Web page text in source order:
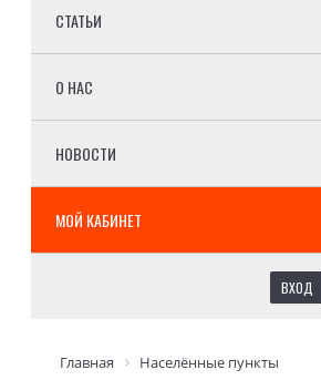
СТАТЬИ
О НАС
НОВОСТИ
МОЙ КАБИНЕТ
ВХОД
Главная
Населённые пункты